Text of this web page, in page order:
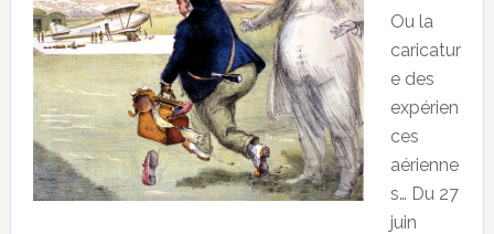
Ou la
caricatur
e des
expérien
ces
aérienne
s… Du 27
juin